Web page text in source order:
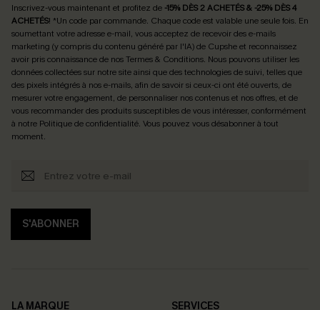
Inscrivez-vous maintenant et profitez de -15% DÈS 2 ACHETÉS & -25% DÈS 4
ACHETÉS! *Un code par commande. Chaque code est valable une seule fois. En
soumettant votre adresse e-mail, vous acceptez de recevoir des e-mails
marketing (y compris du contenu généré par l'IA) de Cupshe et reconnaissez
avoir pris connaissance de nosTermes & Conditions. Nous pouvons utiliser les
données collectées sur notre site ainsi que des technologies de suivi, telles que
des pixels intégrés à nos e-mails, afin de savoir si ceux-ci ont été ouverts, de
mesurer votre engagement, de personnaliser nos contenus et nos offres, et de
vous recommander des produits susceptibles de vous intéresser, conformément
à notre Politique de confidentialité. Vous pouvez vous désabonner à tout
moment.
S'ABONNER
LA MARQUE
SERVICES